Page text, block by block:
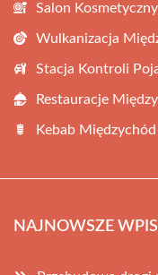
Salon
Wulkanizacja
Stacja Kontroli
Restauracje
Kebab Międzychód
NAJNOWSZE